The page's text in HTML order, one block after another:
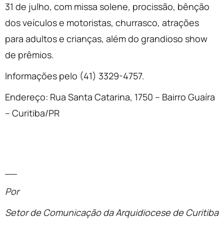
31 de julho, com missa solene, procissão, bênção
dos veículos e motoristas, churrasco, atrações
para adultos e crianças, além do grandioso show
de prêmios.
Informações pelo (41) 3329-4757.
Endereço: Rua Santa Catarina, 1750 – Bairro Guaíra
– Curitiba/PR
Por
Setor de Comunicação da Arquidiocese de Curitiba